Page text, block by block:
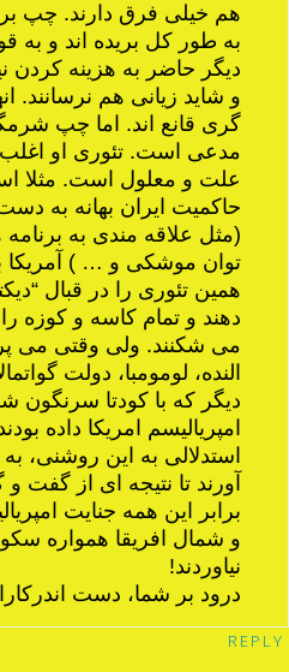
هم خیلی فرق دارند. چپ
به طور کل بریده اند و به
دیگر حاضر به هزینه کردن
و شاید زیانی هم نرسانند.
گری قانع اند. اما چپ
مدعی است. تئوری او
علت و معلول است. مثلا
حاکمیت ایران بهانه به
(مثل علاقه مندی به
توان موشکی و … ) آمریکا با
همین تئوری را در قبال
دهند و تمام کاسه و کوزه
می شکنند. ولی وقتی می
النده، لومومبا، دولت
دیگر که با کودتا سرنگون
امپریالیسم امریکا داده
استدلالی به این
آورند تا نتیجه ای از گفت
برابر این همه جنایت
و شمال افریقا همواره
نیاوردند!
درود بر شما، دست
REPLY